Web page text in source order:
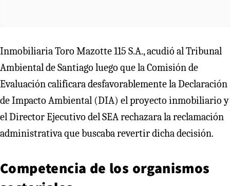
Inmobiliaria Toro Mazotte 115 S.A., acudió al Tribunal
Ambiental de Santiago luego que la Comisión de
Evaluación calificara desfavorablemente la Declaración
de Impacto Ambiental (DIA) el proyecto inmobiliario y
el Director Ejecutivo del SEA rechazara la reclamación
administrativa que buscaba revertir dicha decisión.
Competencia de los organismos